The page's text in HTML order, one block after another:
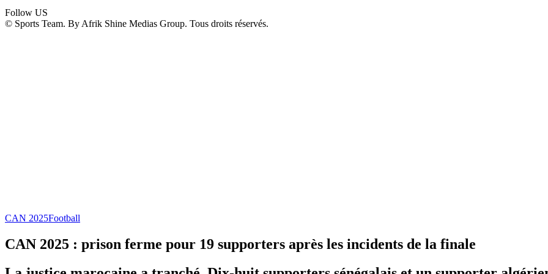
Follow US
© Sports Team. By Afrik Shine Medias Group. Tous droits réservés.
CAN 2025Football
CAN 2025 : prison ferme pour 19 supporters après les incidents de la finale